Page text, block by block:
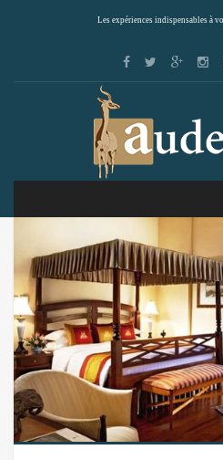
Les expériences indispensables à
Showing all 10 results